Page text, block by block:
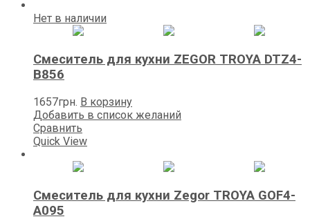
Нет в наличии
Смеситель для кухни ZEGOR TROYA DTZ4-
B856
1657грн. В корзину
Добавить в список желаний
Сравнить
Quick View
Смеситель для кухни Zegоr TROYA GOF4-
A095